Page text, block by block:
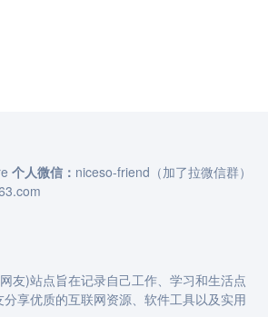
个人微信： niceso-friend（加了拉微信群）
友)站点旨在记录自己工作、学习和生活点
享优质的互联网资源、软件工具以及实用